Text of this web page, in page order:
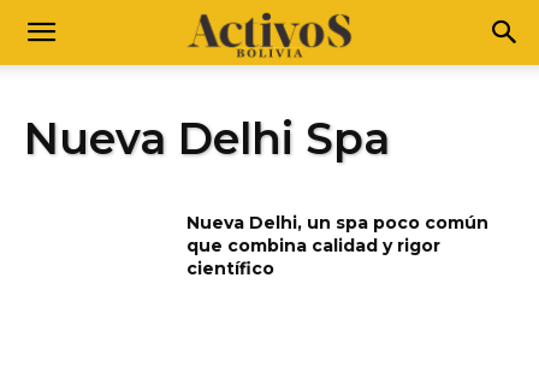
Nueva Delhi Spa
Nueva Delhi, un spa poco común
que combina calidad y rigor
científico